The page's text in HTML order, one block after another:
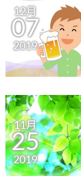
12月
07
2019
11月
25
2019